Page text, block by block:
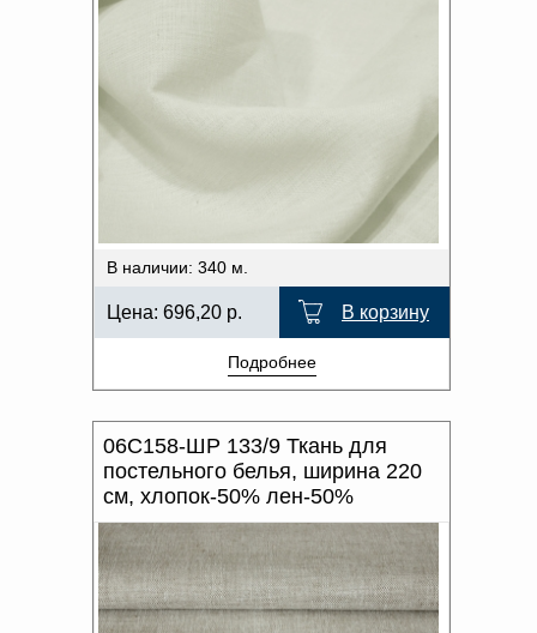
В наличии: 340 м.
Цена: 696,20 р. В корзину
Подробнее
06С158-ШР 133/9 Ткань для
постельного белья, ширина 220
см, хлопок-50% лен-50%